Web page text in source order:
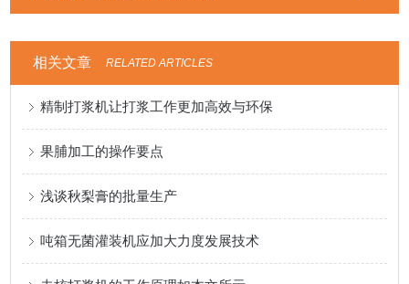
相关文章 RELATED ARTICLES
精制打浆机让打浆工作更加高效与环保
果脯加工的操作要点
浅谈秋梨膏的批量生产
吨箱无菌灌装机应加大力度发展技术